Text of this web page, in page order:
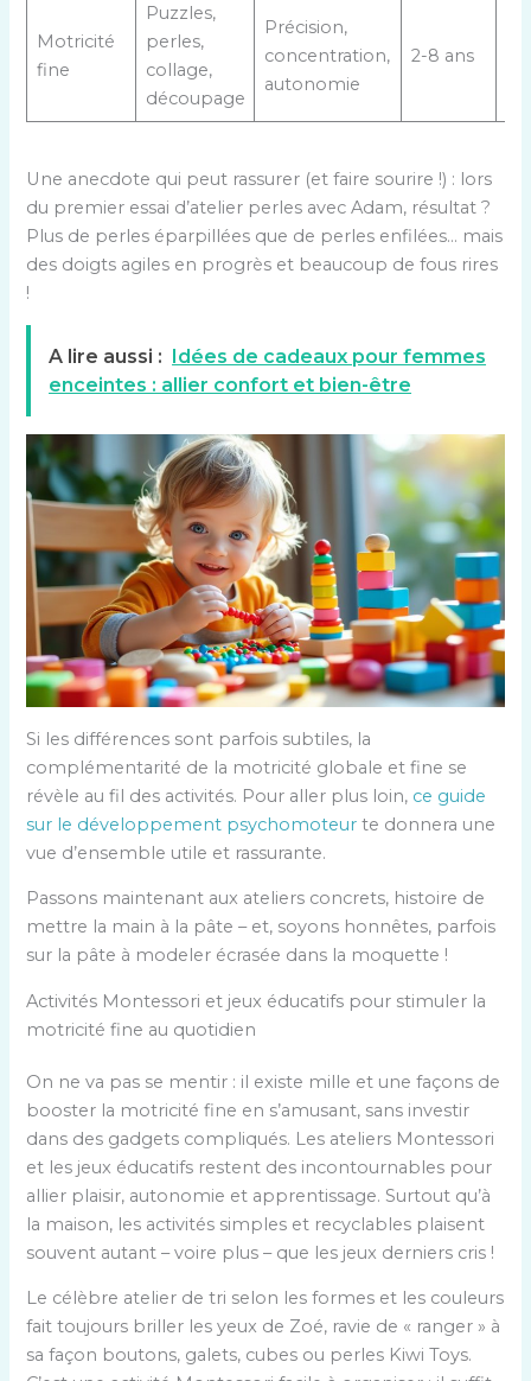
Motricité
fine
Puzzles,
perles,
collage,
découpage
Précision,
concentration,
autonomie
2-8 ans
Une anecdote qui peut rassurer (et faire sourire !) : lors
du premier essai d’atelier perles avec Adam, résultat ?
Plus de perles éparpillées que de perles enfilées… mais
des doigts agiles en progrès et beaucoup de fous rires
!
A lire aussi : Idées de cadeaux pour femmes
enceintes : allier confort et bien-être
Si les différences sont parfois subtiles, la
complémentarité de la motricité globale et fine se
révèle au fil des activités. Pour aller plus loin, ce guide
sur le développement psychomoteur te donnera une
vue d’ensemble utile et rassurante.
Passons maintenant aux ateliers concrets, histoire de
mettre la main à la pâte – et, soyons honnêtes, parfois
sur la pâte à modeler écrasée dans la moquette !
Activités Montessori et jeux éducatifs pour stimuler la
motricité fine au quotidien
On ne va pas se mentir : il existe mille et une façons de
booster la motricité fine en s’amusant, sans investir
dans des gadgets compliqués. Les ateliers Montessori
et les jeux éducatifs restent des incontournables pour
allier plaisir, autonomie et apprentissage. Surtout qu’à
la maison, les activités simples et recyclables plaisent
souvent autant – voire plus – que les jeux derniers cris !
Le célèbre atelier de tri selon les formes et les couleurs
fait toujours briller les yeux de Zoé, ravie de « ranger » à
sa façon boutons, galets, cubes ou perles Kiwi Toys.